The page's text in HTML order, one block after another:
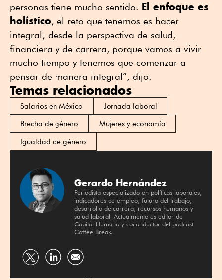
personas tiene mucho sentido. El enfoque es
holístico, el reto que tenemos es hacer
integral, desde la perspectiva de salud,
financiera y de carrera, porque vamos a vivir
mucho tiempo y tenemos que comenzar a
pensar de manera integral”, dijo.
Temas relacionados
Salarios en México
Jornada laboral
Brecha de género
Mujeres y economía
Igualdad de género
Gerardo Hernández
Periodista especializado en políticas laborales,
indicadores de empleo, futuro del trabajo,
desarrollo de carrera, recursos humanos y
salud laboral. Actualmente es editor de
Capital Humano y coconductor del podcast
Coffee Break.
Compartir Compartir